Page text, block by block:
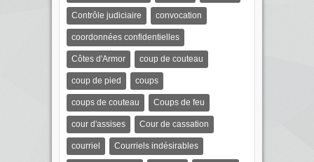
Contrôle judiciaire convocation
coordonnées confidentielles
Côtes d'Armor coup de couteau
coup de pied coups
coups de couteau Coups de feu
cour d'assises Cour de cassation
courriel Courriels indésirables